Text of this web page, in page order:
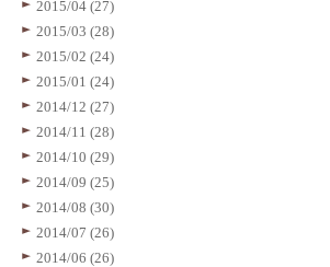
2015/04 (27)
2015/03 (28)
2015/02 (24)
2015/01 (24)
2014/12 (27)
2014/11 (28)
2014/10 (29)
2014/09 (25)
2014/08 (30)
2014/07 (26)
2014/06 (26)